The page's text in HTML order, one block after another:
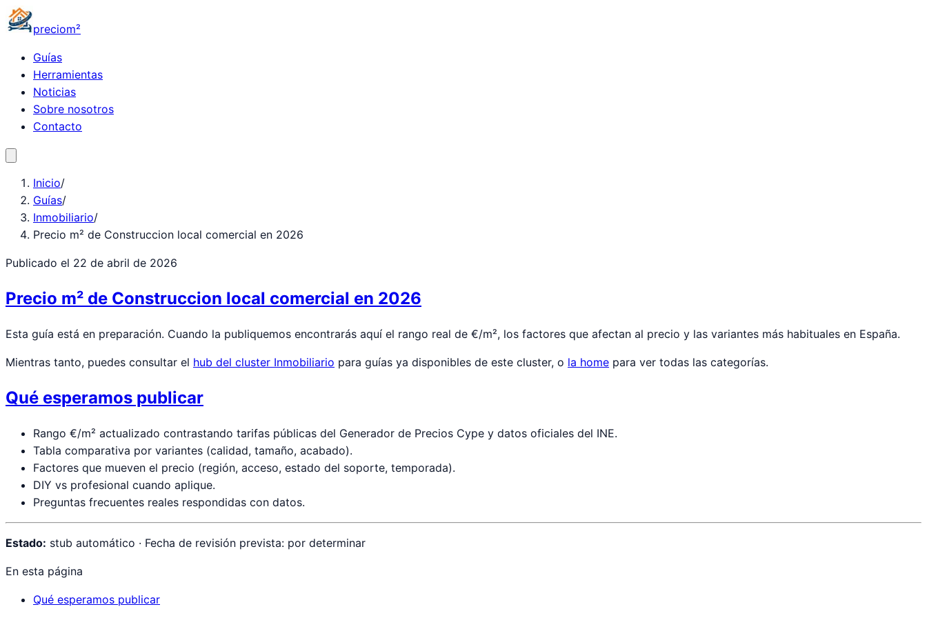
preciom²
Guías
Herramientas
Noticias
Sobre nosotros
Contacto
Inicio/
Guías/
Inmobiliario/
Precio m² de Construccion local comercial en 2026
Publicado el 22 de abril de 2026
Precio m² de Construccion local comercial en 2026
Esta guía está en preparación. Cuando la publiquemos encontrarás aquí el rango real de €/m², los factores que afectan al precio y las variantes más habituales en España.
Mientras tanto, puedes consultar el hub del cluster Inmobiliario para guías ya disponibles de este cluster, o la home para ver todas las categorías.
Qué esperamos publicar
Rango €/m² actualizado contrastando tarifas públicas del Generador de Precios Cype y datos oficiales del INE.
Tabla comparativa por variantes (calidad, tamaño, acabado).
Factores que mueven el precio (región, acceso, estado del soporte, temporada).
DIY vs profesional cuando aplique.
Preguntas frecuentes reales respondidas con datos.
Estado: stub automático · Fecha de revisión prevista: por determinar
En esta página
Qué esperamos publicar